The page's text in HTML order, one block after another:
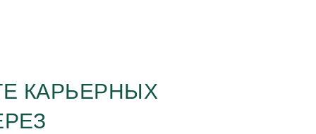
КАРЬЕРНЫХ